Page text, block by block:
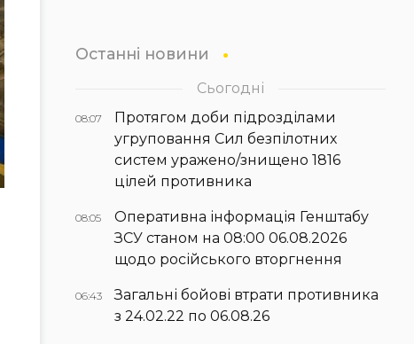
Останні новини
Сьогодні
08:07
Протягом доби підрозділами
угруповання Сил безпілотних
систем уражено/знищено 1816
цілей противника
08:05
Оперативна інформація Генштабу
ЗСУ станом на 08:00 06.08.2026
щодо російського вторгнення
06:43
Загальні бойові втрати противника
з 24.02.22 по 06.08.26